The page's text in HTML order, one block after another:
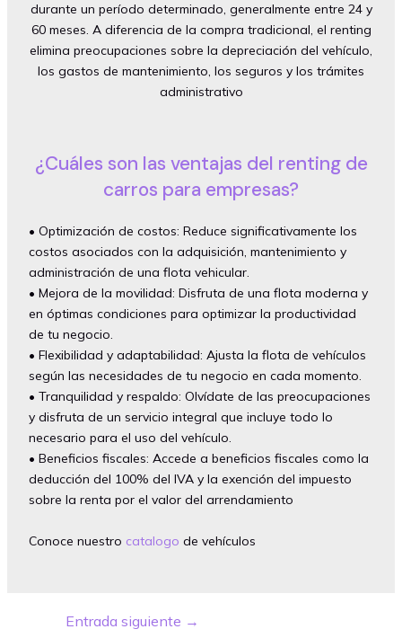
durante un período determinado, generalmente entre 24 y
60 meses. A diferencia de la compra tradicional, el renting
elimina preocupaciones sobre la depreciación del vehículo,
los gastos de mantenimiento, los seguros y los trámites
administrativo
¿Cuáles son las ventajas del renting de
carros para empresas?
• Optimización de costos: Reduce significativamente los
costos asociados con la adquisición, mantenimiento y
administración de una flota vehicular.
• Mejora de la movilidad: Disfruta de una flota moderna y
en óptimas condiciones para optimizar la productividad
de tu negocio.
• Flexibilidad y adaptabilidad: Ajusta la flota de vehículos
según las necesidades de tu negocio en cada momento.
• Tranquilidad y respaldo: Olvídate de las preocupaciones
y disfruta de un servicio integral que incluye todo lo
necesario para el uso del vehículo.
• Beneficios fiscales: Accede a beneficios fiscales como la
deducción del 100% del IVA y la exención del impuesto
sobre la renta por el valor del arrendamiento
Conoce nuestro catalogo de vehículos
Entrada siguiente →